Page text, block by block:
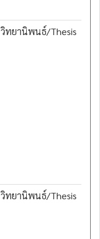
วิทยานิพนธ์/Thesis
วิทยานิพนธ์/Thesis